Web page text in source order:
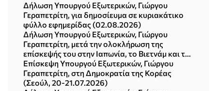
Δήλωση Υπουργού Εξωτερικών, Γιώργου
Γεραπετρίτη, για δημοσίευμα σε κυριακάτικο
φύλλο εφημερίδας (02.08.2026)
Δήλωση Υπουργού Εξωτερικών, Γιώργου
Γεραπετρίτη, μετά την ολοκλήρωση της
επίσκεψής του στην Ιαπωνία, το Βιετνάμ και τη
Δημοκρατία της Κορέας (Σεούλ, 21.07.2026)
Επίσκεψη Υπουργού Εξωτερικών, Γιώργου
Γεραπετρίτη, στη Δημοκρατία της Κορέας
(Σεούλ, 20-21.07.2026)